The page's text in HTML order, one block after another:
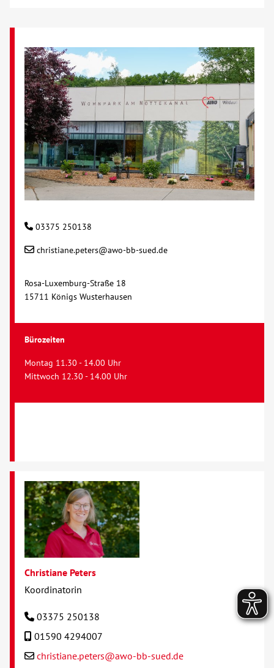
03375 250138
christiane.peters@awo-bb-sued.de
Rosa-Luxemburg-Straße 18
15711 Königs Wusterhausen
Bürozeiten
Montag 11.30 - 14.00 Uhr
Mittwoch 12.30 - 14.00 Uhr
Christiane Peters
Koordinatorin
03375 250138
01590 4294007
christiane.peters@awo-bb-sued.de